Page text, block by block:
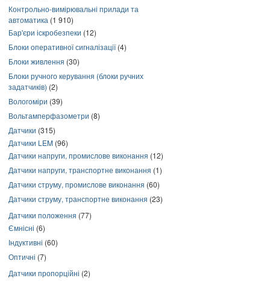
Контрольно-вимірювальні прилади та
автоматика (1 910)
Бар'єри іскробезпеки (12)
Блоки оперативної сигналізації(4)
Блоки живлення (30)
Блоки ручного керування (блоки ручних
задатчиків) (2)
Вологоміри (39)
Вольтамперфазометри (8)
Датчики (315)
Датчики LEM (96)
Датчики напруги, промислове виконання (12)
Датчики напруги, транспортне виконання (1)
Датчики струму, промислове виконання (60)
Датчики струму, транспортне виконання (23)
Датчики положення (77)
Ємнісні (6)
Індуктивні (60)
Оптичні (7)
Датчики пропорційні (2)